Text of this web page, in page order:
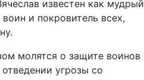
известен как мудрый
и покровитель всех,
молятся о защите воинов
угрозы со